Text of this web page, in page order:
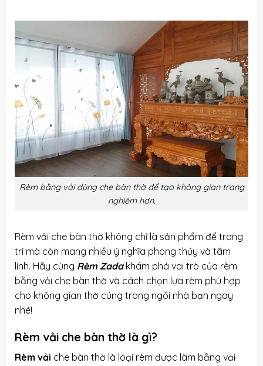
Rèm bằng vải dùng che bàn thờ để tạo không gian trang
nghiêm hơn.
Rèm vải che bàn thờ không chỉ là sản phẩm để trang
trí mà còn mang nhiều ý nghĩa phong thủy và tâm
linh. Hãy cùng Rèm Zadakhám phá vai trò của rèm
bằng vải che bàn thờ và cách chọn lựa rèm phù hợp
cho không gian thờ cúng trong ngôi nhà bạn ngay
nhé!
Rèm vải che bàn thờ là gì?
Rèm vải che bàn thờ là loại rèm được làm bằng vải